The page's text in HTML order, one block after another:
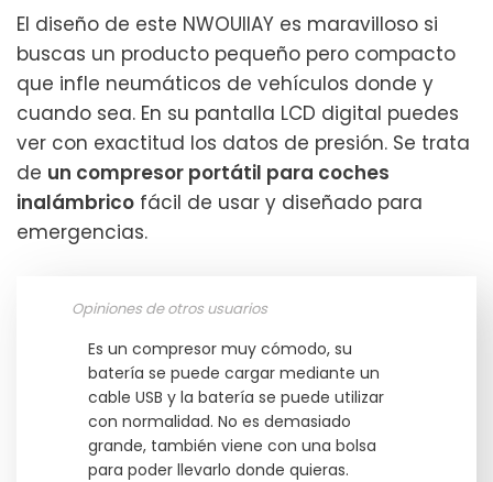
El diseño de este NWOUIIAY es maravilloso si
buscas un producto pequeño pero compacto
que infle neumáticos de vehículos donde y
cuando sea. En su pantalla LCD digital puedes
ver con exactitud los datos de presión. Se trata
de un compresor portátil para coches
inalámbrico fácil de usar y diseñado para
emergencias.
Opiniones de otros usuarios
Es un compresor muy cómodo, su
batería se puede cargar mediante un
cable USB y la batería se puede utilizar
con normalidad. No es demasiado
grande, también viene con una bolsa
para poder llevarlo donde quieras.